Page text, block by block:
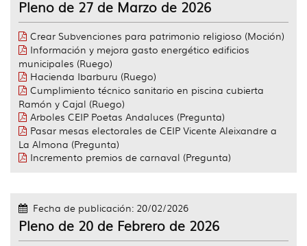
Pleno de 27 de Marzo de 2026
Crear Subvenciones para patrimonio religioso (Moción)
Información y mejora gasto energético edificios
municipales (Ruego)
Hacienda Ibarburu (Ruego)
Cumplimiento técnico sanitario en piscina cubierta
Ramón y Cajal (Ruego)
Arboles CEIP Poetas Andaluces (Pregunta)
Pasar mesas electorales de CEIP Vicente Aleixandre a
La Almona (Pregunta)
Incremento premios de carnaval (Pregunta)
Fecha de publicación: 20/02/2026
Pleno de 20 de Febrero de 2026